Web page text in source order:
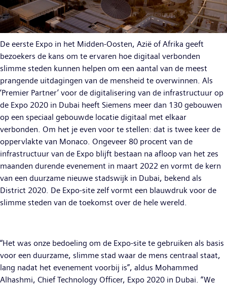
De eerste Expo in het Midden-Oosten, Azië of Afrika geeft
bezoekers de kans om te ervaren hoe digitaal verbonden
slimme steden kunnen helpen om een aantal van de meest
prangende uitdagingen van de mensheid te overwinnen. Als
‘Premier Partner’ voor de digitalisering van de infrastructuur op
de Expo 2020 in Dubai heeft Siemens meer dan 130 gebouwen
op een speciaal gebouwde locatie digitaal met elkaar
verbonden. Om het je even voor te stellen: dat is twee keer de
oppervlakte van Monaco. Ongeveer 80 procent van de
infrastructuur van de Expo blijft bestaan na afloop van het zes
maanden durende evenement in maart 2022 en vormt de kern
van een duurzame nieuwe stadswijk in Dubai, bekend als
District 2020. De Expo-site zelf vormt een blauwdruk voor de
slimme steden van de toekomst over de hele wereld.
“Het was onze bedoeling om de Expo-site te gebruiken als basis
voor een duurzame, slimme stad waar de mens centraal staat,
lang nadat het evenement voorbij is”, aldus Mohammed
Alhashmi, Chief Technology Officer, Expo 2020 in Dubai. “We